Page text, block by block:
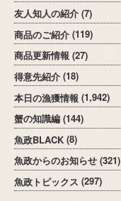
友人知人の紹介 (7)
商品のご紹介 (119)
商品更新情報 (27)
得意先紹介 (18)
本日の漁獲情報 (1,942)
蟹の知識編 (144)
魚政BLACK (8)
魚政からのお知らせ (321)
魚政トピックス (297)